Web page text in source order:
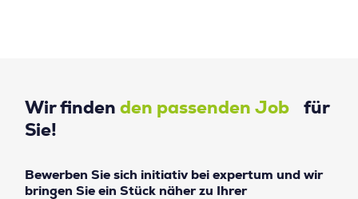
Wir finden den passenden Job für
Sie!
Bewerben Sie sich initiativ bei expertum und wir
bringen Sie ein Stück näher zu Ihrer